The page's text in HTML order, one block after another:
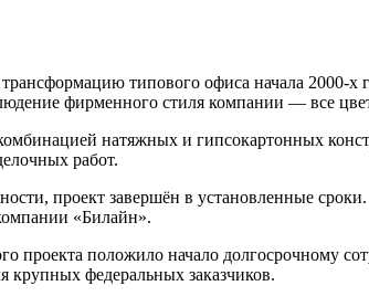
типового офиса начала
фирменного стиля компании — все
натяжных и гипсокартонных
работ.
проект завершён в установленные
«Билайн».
проекта положило начало долгосрочному
крупных федеральных заказчиков.